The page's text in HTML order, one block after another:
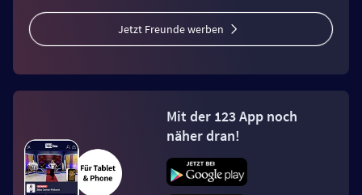
Jetzt Freunde werben
Mit der 123 App noch
näher dran!